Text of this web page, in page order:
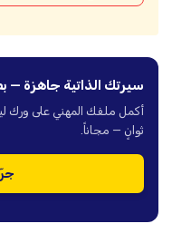
سيرتك الذاتية جاهزة
أكمل ملفك المهني على ورك
ثوانٍ — مجاناً.